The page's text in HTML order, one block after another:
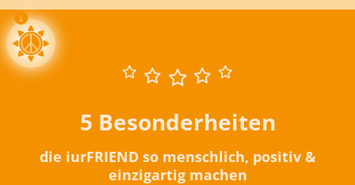
5 Besonderheiten
die iurFRIEND so menschlich, positiv &
einzigartig machen